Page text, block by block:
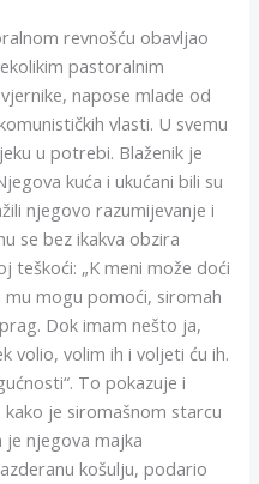
revnošću obavljao
pastoralnim
napose mlade od
vlasti. U svemu
u potrebi. Blaženik je
kuća i ukućani bili su
njegovo razumijevanje i
se bez ikakva obzira
teškoći: „K meni može doći
mu mogu pomoći, siromah
Dok imam nešto ja,
volio, volim ih i voljeti ću ih.
To pokazuje i
je siromašnom starcu
njegova majka
košulju, podario